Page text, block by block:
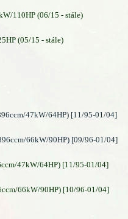
110HP (06/15 - stále)
(05/15 - stále)
47kW/64HP) [11/95-01/04]
66kW/90HP) [09/96-01/04]
47kW/64HP) [11/95-01/04]
66kW/90HP) [10/96-01/04]